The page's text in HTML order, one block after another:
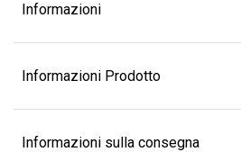
Informazioni
Informazioni Prodotto
Informazioni sulla consegna